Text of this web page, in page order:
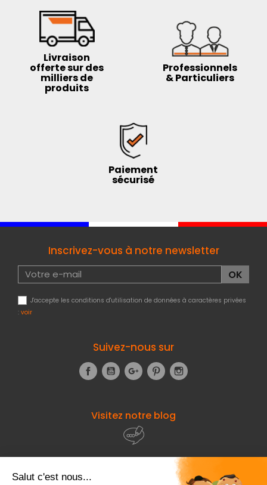
Livraison
offerte sur des
milliers de
produits
Professionnels
& Particuliers
Paiement
sécurisé
Inscrivez-vous à notre newsletter
J'accepte les conditions d'utilisation de données à caractères privées
: voir
Suivez-nous sur
FacebookYouTubeGoogle+Pinterest
Visitez notre blog